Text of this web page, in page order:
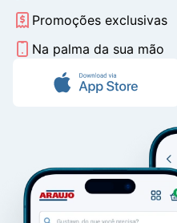
Promoções exclusivas
Na palma da sua mão